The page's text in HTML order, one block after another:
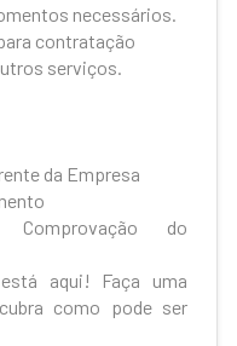
necessários.
contratação
serviços.
da Empresa
do
aqui! Faça uma
como pode ser